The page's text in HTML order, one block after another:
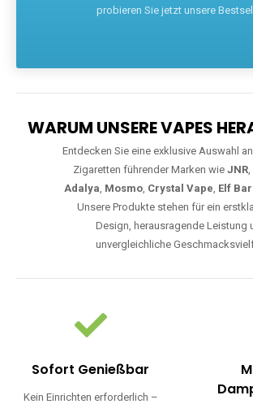
probieren Sie jetzt unsere
WARUM UNSERE VAPES
Entdecken Sie eine exklusive Auswahl
Zigaretten führender Marken wie JNR,
Adalya, Mosmo, Crystal Vape, Elf Bar
Unsere Produkte stehen für ein
Design, herausragende Leistung
unvergleichliche
Sofort Genießbar
Kein Einrichten erforderlich –